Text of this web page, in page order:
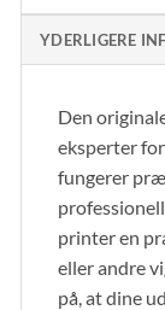
YDERLIGERE
Den
eksperter
fungerer
printer en
eller andre
på, at dine